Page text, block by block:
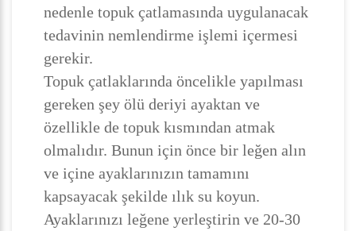
nedenle topuk çatlamasında uygulanacak
tedavinin nemlendirme işlemi içermesi
gerekir.
Topuk çatlaklarında öncelikle yapılması
gereken şey ölü deriyi ayaktan ve
özellikle de topuk kısmından atmak
olmalıdır. Bunun için önce bir leğen alın
ve içine ayaklarınızın tamamını
kapsayacak şekilde ılık su koyun.
Ayaklarınızı leğene yerleştirin ve 20-30